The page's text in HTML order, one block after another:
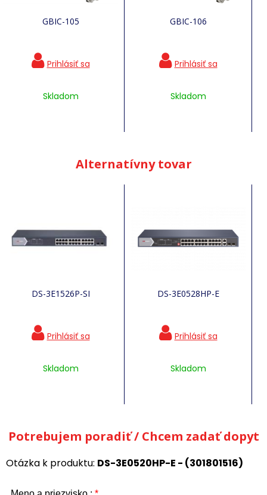
GBIC-105
Skladom
GBIC-106
Skladom
Alternatívny tovar
DS-3E1526P-SI
Skladom
DS-3E0528HP-E
Skladom
Potrebujem poradiť / Chcem zadať dopyt
Otázka k produktu: DS-3E0520HP-E - (301801516)